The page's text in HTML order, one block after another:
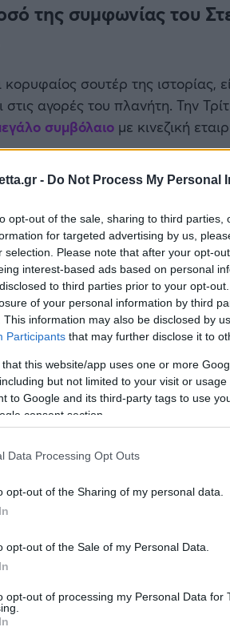
- Do Not Process My Personal
opt-out of the sale, sharing to third
for targeted advertising by us,
selection. Please note that after your opt-
interest-based ads based on personal
to third parties prior to your opt-
of your personal information by third
This information may also be disclosed by
Participants that may further disclose it to
that this website/app uses one or more
but not limited to your visit or
to Google and its third-party tags to use
consent section.
Data Processing Opt Outs
opt-out of the Sharing of my personal data.
opt-out of the Sale of my Personal Data.
opt-out of processing my Personal Data for
της συμφωνίας του
σουτέρ της ιστορίας,
αγορές του πλανήτη. Την
συμβόλαιο με κινεζική
Στέιτ υπέγραψε
τη συμφωνία να είναι για 10
να υπογράφει αθλητές κάτω
παρακάτω. Όπως αναφέρει ο
ενώ ο Στεφ είχε και
να υπογράψει με τη Li-Ning.